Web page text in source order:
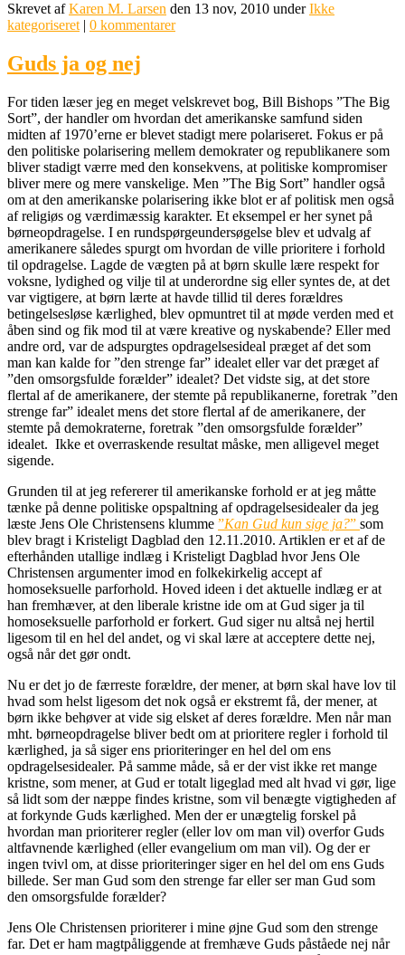
Skrevet afKaren M. Larsen den 13 nov, 2010 underIkke
kategoriseret| 0 kommentarer
Guds ja og nej
For tiden læser jeg en meget velskrevet bog, Bill Bishops ”The Big
Sort”, der handler om hvordan det amerikanske samfund siden
midten af 1970’erne er blevet stadigt mere polariseret. Fokus er på
den politiske polarisering mellem demokrater og republikanere som
bliver stadigt værre med den konsekvens, at politiske kompromiser
bliver mere og mere vanskelige. Men ”The Big Sort” handler også
om at den amerikanske polarisering ikke blot er af politisk men også
af religiøs og værdimæssig karakter. Et eksempel er her synet på
børneopdragelse. I en rundspørgeundersøgelse blev et udvalg af
amerikanere således spurgt om hvordan de ville prioritere i forhold
til opdragelse. Lagde de vægten på at børn skulle lære respekt for
voksne, lydighed og vilje til at underordne sig eller syntes de, at det
var vigtigere, at børn lærte at havde tillid til deres forældres
betingelsesløse kærlighed, blev opmuntret til at møde verden med et
åben sind og fik mod til at være kreative og nyskabende? Eller med
andre ord, var de adspurgtes opdragelsesideal præget af det som
man kan kalde for ”den strenge far” idealet eller var det præget af
”den omsorgsfulde forælder” idealet? Det vidste sig, at det store
flertal af de amerikanere, der stemte på republikanerne, foretrak ”den
strenge far” idealet mens det store flertal af de amerikanere, der
stemte på demokraterne, foretrak ”den omsorgsfulde forælder”
idealet. Ikke et overraskende resultat måske, men alligevel meget
sigende.
Grunden til at jeg refererer til amerikanske forhold er at jeg måtte
tænke på denne politiske opspaltning af opdragelsesidealer da jeg
læste Jens Ole Christensens klumme ”Kan Gud kun sige ja?” som
blev bragt i Kristeligt Dagblad den 12.11.2010. Artiklen er et af de
efterhånden utallige indlæg i Kristeligt Dagblad hvor Jens Ole
Christensen argumenter imod en folkekirkelig accept af
homoseksuelle parforhold. Hoved ideen i det aktuelle indlæg er at
han fremhæver, at den liberale kristne ide om at Gud siger ja til
homoseksuelle parforhold er forkert. Gud siger nu altså nej hertil
ligesom til en hel del andet, og vi skal lære at acceptere dette nej,
også når det gør ondt.
Nu er det jo de færreste forældre, der mener, at børn skal have lov til
hvad som helst ligesom det nok også er ekstremt få, der mener, at
børn ikke behøver at vide sig elsket af deres forældre. Men når man
mht. børneopdragelse bliver bedt om at prioritere regler i forhold til
kærlighed, ja så siger ens prioriteringer en hel del om ens
opdragelsesidealer. På samme måde, så er der vist ikke ret mange
kristne, som mener, at Gud er totalt ligeglad med alt hvad vi gør, lige
så lidt som der næppe findes kristne, som vil benægte vigtigheden af
at forkynde Guds kærlighed. Men der er unægtelig forskel på
hvordan man prioriterer regler (eller lov om man vil) overfor Guds
altfavnende kærlighed (eller evangelium om man vil). Og der er
ingen tvivl om, at disse prioriteringer siger en hel del om ens Guds
billede. Ser man Gud som den strenge far eller ser man Gud som
den omsorgsfulde forælder?
Jens Ole Christensen prioriterer i mine øjne Gud som den strenge
far. Det er ham magtpåliggende at fremhæve Guds påståede nej når